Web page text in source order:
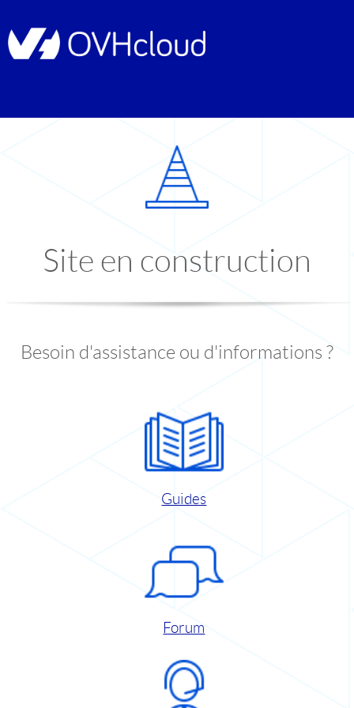
Site en construction
Besoin d'assistance ou d'informations ?
Guides
Forum